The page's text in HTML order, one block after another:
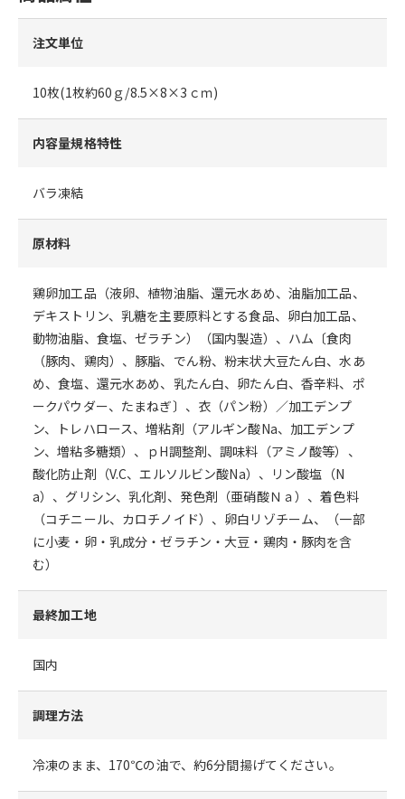
注文単位
10枚(1枚約60ｇ/8.5×8×3ｃｍ)
内容量規格特性
バラ凍結
原材料
鶏卵加工品（液卵、植物油脂、還元水あめ、油脂加工品、
デキストリン、乳糖を主要原料とする食品、卵白加工品、
動物油脂、食塩、ゼラチン）（国内製造）、ハム〔食肉
（豚肉、鶏肉）、豚脂、でん粉、粉末状大豆たん白、水あ
め、食塩、還元水あめ、乳たん白、卵たん白、香辛料、ポ
ークパウダー、たまねぎ〕、衣（パン粉）／加工デンプ
ン、トレハロース、増粘剤（アルギン酸Na、加工デンプ
ン、増粘多糖類）、ｐH調整剤、調味料（アミノ酸等）、
酸化防止剤（V.C、エルソルビン酸Na）、リン酸塩（N
a）、グリシン、乳化剤、発色剤（亜硝酸Ｎａ）、着色料
（コチニール、カロチノイド）、卵白リゾチーム、（一部
に小麦・卵・乳成分・ゼラチン・大豆・鶏肉・豚肉を含
む）
最終加工地
国内
調理方法
冷凍のまま、170℃の油で、約6分間揚げてください。